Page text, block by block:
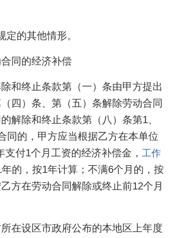
定的其他情形。
同的经济补偿
和终止条款第（一）条由甲方提出
四）条、第（五）条解除劳动合同
解除和终止条款第（八）条第1、
同的，甲方应当根据乙方在本单位
支付1个月工资的经济补偿金， 工作
的，按1年计算；不满6个月的，按
方在劳动合同解除或终止前12个月
在设区市政府公布的本地区上年度